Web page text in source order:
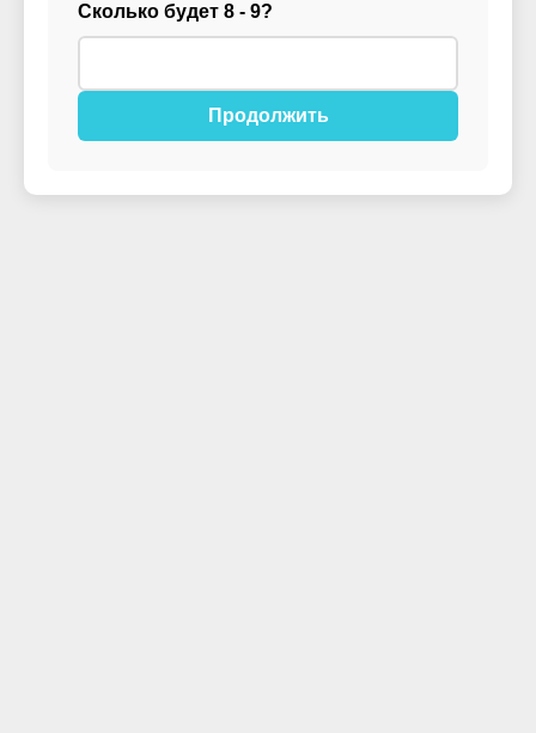
Сколько будет 8 - 9?
Продолжить